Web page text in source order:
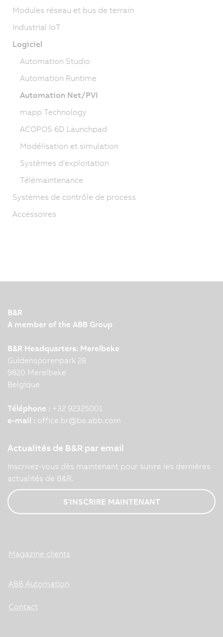
Modules réseau et bus de terrain
Industrial IoT
Logiciel
Automation Studio
Automation Runtime
Automation Net/PVI
mapp Technology
ACOPOS 6D Launchpad
Modélisation et simulation
Systèmes d'exploitation
Télémaintenance
Systèmes de contrôle de process
Accessoires
B&R
A member of the ABB Group
B&R Headquarters: Merelbeke
Guldensporenpark 28
9820 Merelbeke
Belgique
Téléphone : +32 92325001
e-mail : office.br@be.abb.com
Actualités de B&R par email
Inscrivez-vous dès maintenant pour suivre les dernières
actualités de B&R.
S'INSCRIRE MAINTENANT
Magazine clients
ABB Automation
Contact